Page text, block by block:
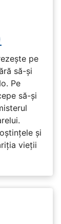
pe
să-și
Pe
să-și
și
vieții